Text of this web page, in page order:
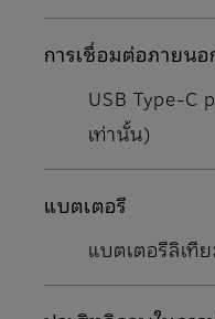
การเชื่อมต่อภายนอ
USB Type-C
เท่านั้น)
แบตเตอรี
แบตเตอรีลิเที